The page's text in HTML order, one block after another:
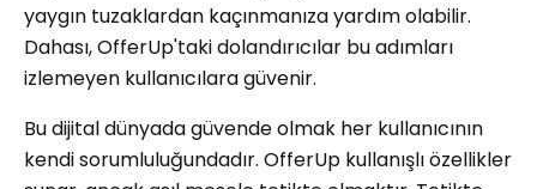
yaygın tuzaklardan kaçınmanıza yardım olabilir.
Dahası, OfferUp'taki dolandırıcılar bu adımları
izlemeyen kullanıcılara güvenir.
Bu dijital dünyada güvende olmak her kullanıcının
kendi sorumluluğundadır. OfferUp kullanışlı özellikler